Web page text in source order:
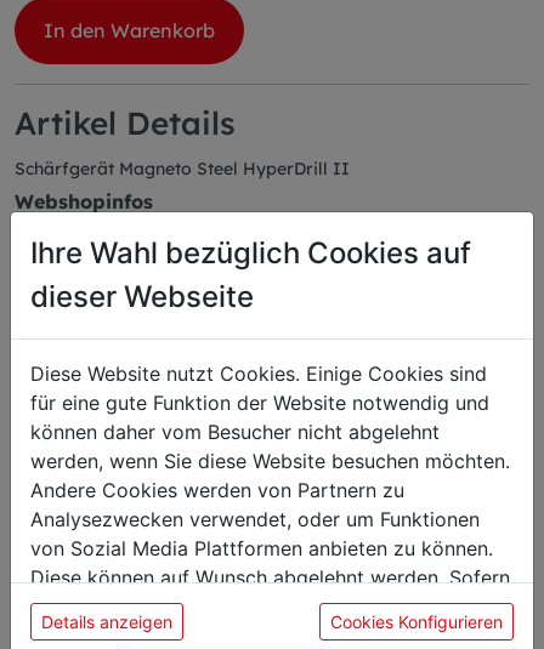
In den Warenkorb
Artikel Details
Schärfgerät Magneto Steel HyperDrill II
Webshopinfos
Herstellerartikelnummer: 90084400-77
Abmessungen
Breite: 21,00 cm
Höhe: 4,50 cm
Gewicht: 0,43 kg
Das könnte Sie auch
interessieren
Ihre Wahl bezüglich Cookies auf
dieser Webseite
Diese Website nutzt Cookies. Einige Cookies sind
für eine gute Funktion der Website notwendig und
können daher vom Besucher nicht abgelehnt
werden, wenn Sie diese Website besuchen möchten.
Andere Cookies werden von Partnern zu
Analysezwecken verwendet, oder um Funktionen
von Sozial Media Plattformen anbieten zu können.
Diese können auf Wunsch abgelehnt werden. Sofern
sie unsere Webseite weiter nutzen, geben Sie
Einwilligung zu unseren Cookies.
Details anzeigen Cookies Konfigurieren